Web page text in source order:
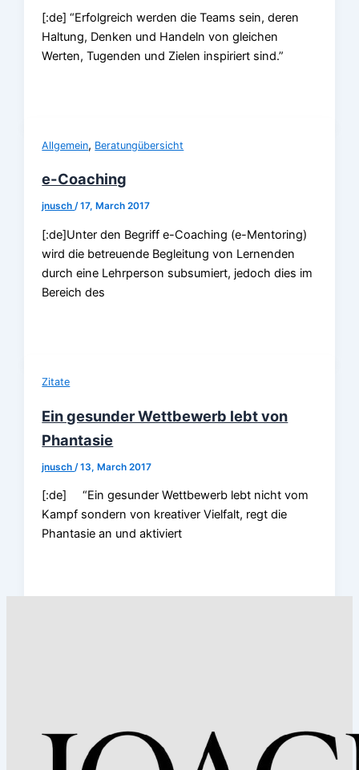
[:de] “Erfolgreich werden die Teams sein, deren
Haltung, Denken und Handeln von gleichen
Werten, Tugenden und Zielen inspiriert sind.”
Allgemein, Beratungübersicht
e-Coaching
jnusch/17, March 2017
[:de]Unter den Begriff e-Coaching (e-Mentoring)
wird die betreuende Begleitung von Lernenden
durch eine Lehrperson subsumiert, jedoch dies im
Bereich des
Zitate
Ein gesunder Wettbewerb lebt von
Phantasie
jnusch /13, March 2017
[:de] “Ein gesunder Wettbewerb lebt nicht vom
Kampf sondern von kreativer Vielfalt, regt die
Phantasie an und aktiviert